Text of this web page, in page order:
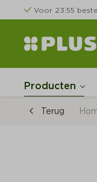
Voor 23:55
Producten
Terug